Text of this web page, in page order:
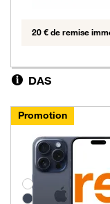
20 € de remise
DAS
Promotion
Groupe de